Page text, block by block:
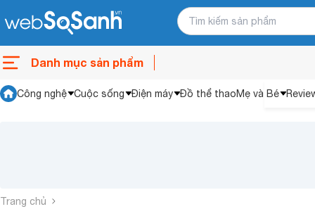
Danh mục sản phẩm
Công nghệ Cuộc sống Điện máy Đồ thể thaoMẹ và Bé
Trang chủ